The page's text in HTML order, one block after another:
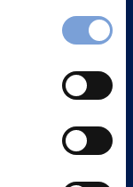
"Informativa